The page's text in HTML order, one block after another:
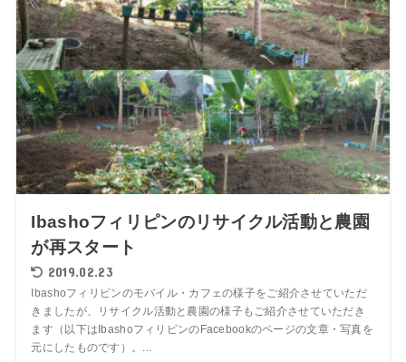
Ibashoフィリピンのリサイクル活動と農園
が再スタート
2019.02.23
Ibashoフィリピンのモバイル・カフェの様子をご紹介させていただ
きましたが、リサイクル活動と農園の様子もご紹介させていただき
ます（以下はIbashoフィリピンのFacebookのページの文章・写真を
元にしたものです）。...